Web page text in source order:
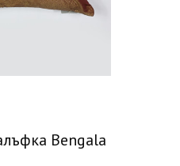
Bengala